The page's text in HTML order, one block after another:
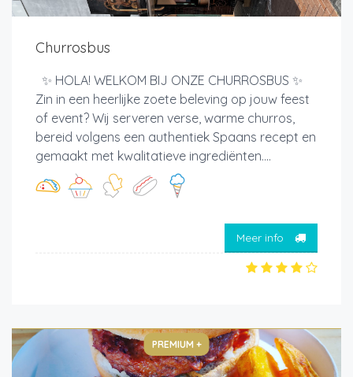
Churrosbus
✨ HOLA! WELKOM BIJ ONZE CHURROSBUS ✨
Zin in een heerlijke zoete beleving op jouw feest
of event? Wij serveren verse, warme churros,
bereid volgens een authentiek Spaans recept en
gemaakt met kwalitatieve ingrediënten....
Meer info
PREMIUM +